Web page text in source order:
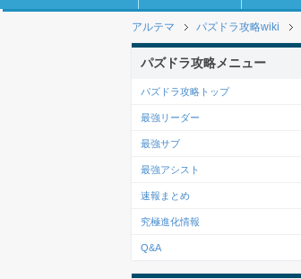
アルテマ パズドラ攻略wiki
パズドラ攻略メニュー
パズドラ攻略トップ
最強リーダー
最強サブ
最強アシスト
速報まとめ
究極進化情報
Q&A